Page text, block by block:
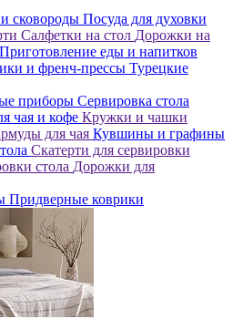
сковороды Посуда для духовки
Салфетки на стол Дорожки на
Приготовление еды и напитков
и френч-прессы Турецкие
приборы Сервировка стола
чая и кофе Кружки и чашки
для чая Кувшины и графины
Скатерти для сервировки
стола Дорожки для
Придверные коврики